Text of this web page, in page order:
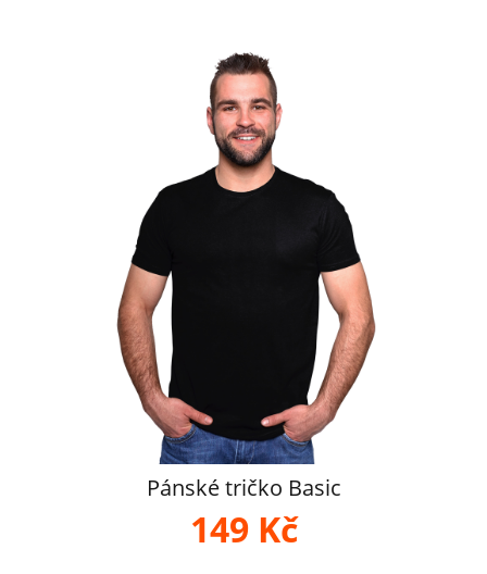
Pánské tričko Basic
149 Kč